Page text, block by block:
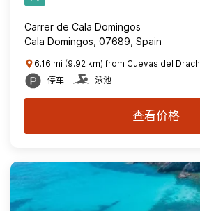
Carrer de Cala Domingos
Cala Domingos, 07689, Spain
6.16 mi (9.92 km) from Cuevas del Drach
停车
泳池
查看价格